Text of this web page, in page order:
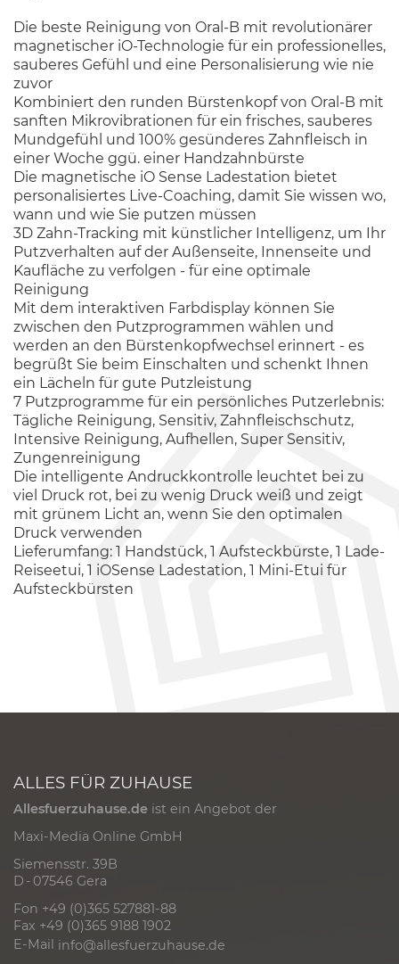
Die beste Reinigung von Oral-B mit revolutionärer
magnetischer iO-Technologie für ein professionelles,
sauberes Gefühl und eine Personalisierung wie nie
zuvor
Kombiniert den runden Bürstenkopf von Oral-B mit
sanften Mikrovibrationen für ein frisches, sauberes
Mundgefühl und 100% gesünderes Zahnfleisch in
einer Woche ggü. einer Handzahnbürste
Die magnetische iO Sense Ladestation bietet
personalisiertes Live-Coaching, damit Sie wissen wo,
wann und wie Sie putzen müssen
3D Zahn-Tracking mit künstlicher Intelligenz, um Ihr
Putzverhalten auf der Außenseite, Innenseite und
Kaufläche zu verfolgen - für eine optimale
Reinigung
Mit dem interaktiven Farbdisplay können Sie
zwischen den Putzprogrammen wählen und
werden an den Bürstenkopfwechsel erinnert - es
begrüßt Sie beim Einschalten und schenkt Ihnen
ein Lächeln für gute Putzleistung
7 Putzprogramme für ein persönliches Putzerlebnis:
Tägliche Reinigung, Sensitiv, Zahnfleischschutz,
Intensive Reinigung, Aufhellen, Super Sensitiv,
Zungenreinigung
Die intelligente Andruckkontrolle leuchtet bei zu
viel Druck rot, bei zu wenig Druck weiß und zeigt
mit grünem Licht an, wenn Sie den optimalen
Druck verwenden
Lieferumfang: 1 Handstück, 1 Aufsteckbürste, 1 Lade-
Reiseetui, 1 iOSense Ladestation, 1 Mini-Etui für
Aufsteckbürsten
ALLES FÜR ZUHAUSE
Allesfuerzuhause.de ist ein Angebot der
Maxi-Media Online GmbH
Siemensstr. 39B
D - 07546 Gera
Fon +49 (0)365 527881-88
Fax +49 (0)365 9188 1902
E-Mail info@allesfuerzuhause.de